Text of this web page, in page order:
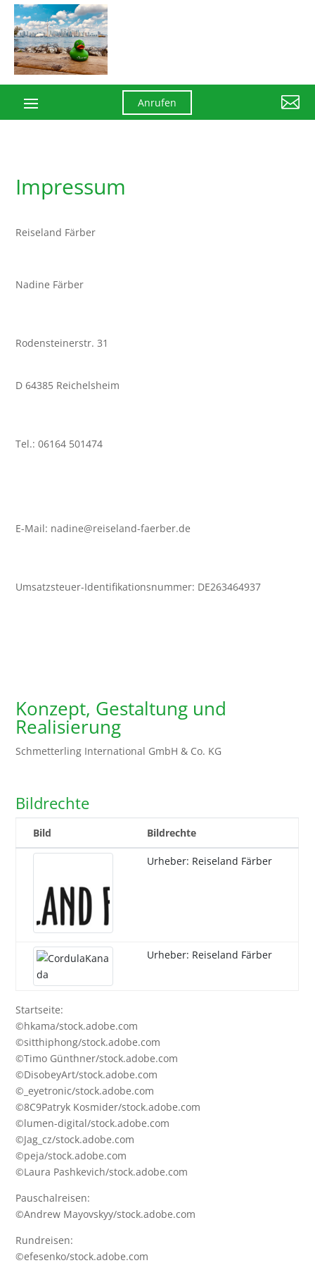
Anrufen 
Impressum
Reiseland Färber
Nadine Färber
Rodensteinerstr. 31
D 64385 Reichelsheim
Tel.: 06164 501474
E-Mail: nadine@reiseland-faerber.de
Umsatzsteuer-Identifikationsnummer: DE263464937
Konzept, Gestaltung und
Realisierung
Schmetterling International GmbH & Co. KG
Bildrechte
Bild Bildrechte
Urheber: Reiseland Färber
Urheber: Reiseland Färber
Startseite:
©hkama/stock.adobe.com
©sitthiphong/stock.adobe.com
©Timo Günthner/stock.adobe.com
©DisobeyArt/stock.adobe.com
©_eyetronic/stock.adobe.com
©8C9Patryk Kosmider/stock.adobe.com
©lumen-digital/stock.adobe.com
©Jag_cz/stock.adobe.com
©peja/stock.adobe.com
©Laura Pashkevich/stock.adobe.com
Pauschalreisen:
©Andrew Mayovskyy/stock.adobe.com
Rundreisen:
©efesenko/stock.adobe.com